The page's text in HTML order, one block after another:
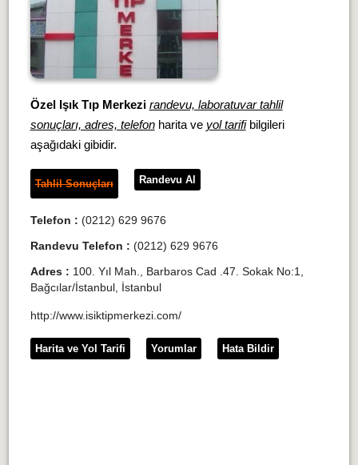
Özel Işık Tıp Merkezi randevu, laboratuvar tahlil
sonuçları, adres, telefonharita ve yol tarifibilgileri
aşağıdaki gibidir.
Tahlil Sonuçları Randevu Al
Telefon : (0212) 629 9676
Randevu Telefon : (0212) 629 9676
Adres : 100. Yıl Mah., Barbaros Cad .47. Sokak No:1,
Bağcılar/İstanbul, İstanbul
http://www.isiktipmerkezi.com/
Harita ve Yol Tarifi Yorumlar Hata Bildir